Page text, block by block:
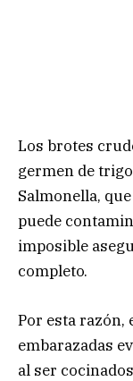
Los brotes
germen de
Salmonella,
puede
imposible
completo.
Por esta razón,
embarazadas
al ser